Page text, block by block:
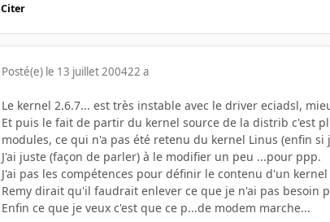
Citer
Posté(e) le 13 juillet 200422 a
Le kernel 2.6.7... est très instable avec le driver eciadsl,
Et puis le fait de partir du kernel source de la distrib c'est
modules, ce qui n'a pas été retenu du kernel Linus (enfin si
J'ai juste (façon de parler) à le modifier un peu ...pour ppp.
J'ai pas les compétences pour définir le contenu d'un
Remy dirait qu'il faudrait enlever ce que je n'ai pas besoin
Enfin ce que je veux c'est que ce p...de modem marche...